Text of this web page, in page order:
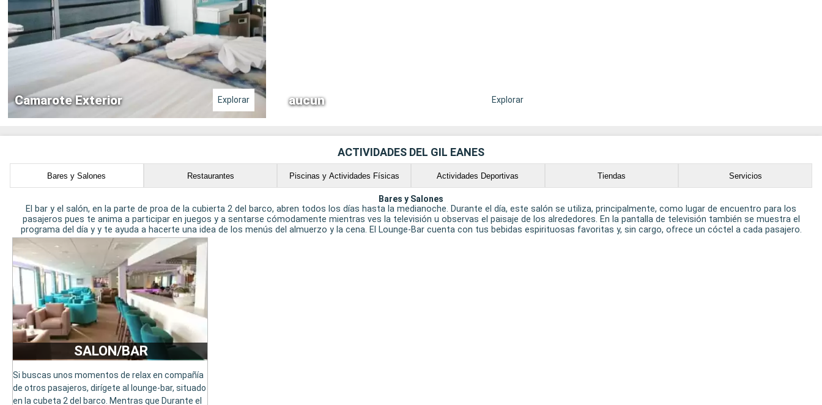
Camarote Exterior Explorar aucun Explorar
ACTIVIDADES DEL GIL EANES
Bares y Salones Restaurantes Piscinas y Actividades Físicas Actividades Deportivas Tiendas Servicios
Bares y Salones
El bar y el salón, en la parte de proa de la cubierta 2 del barco, abren todos los días hasta la medianoche. Durante el día, este salón se utiliza, principalmente, como lugar de encuentro para los
pasajeros pues te anima a participar en juegos y a sentarse cómodamente mientras ves la televisión u observas el paisaje de los alrededores. En la pantalla de televisión también se muestra el
programa del día y y te ayuda a hacerte una idea de los menús del almuerzo y la cena. El Lounge-Bar cuenta con tus bebidas espirituosas favoritas y, sin cargo, ofrece un cóctel a cada pasajero.
SALON/BAR
Si buscas unos momentos de relax en compañía
de otros pasajeros, dirígete al lounge-bar, situado
en la cubeta 2 del barco. Mentras que Durante el